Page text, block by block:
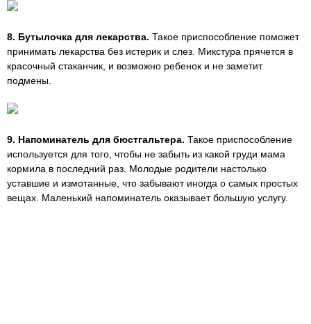
8. Бутылочка для лекарства. Такое приспособление поможет
принимать лекарства без истерик и слез. Микстура прячется в
красочный стаканчик, и возможно ребенок и не заметит
подмены.
9. Напоминатель для бюстгальтера. Такое приспособление
используется для того, чтобы не забыть из какой груди мама
кормила в последний раз. Молодые родители настолько
уставшие и измотанные, что забывают иногда о самых простых
вещах. Маленький напоминатель оказывает большую услугу.